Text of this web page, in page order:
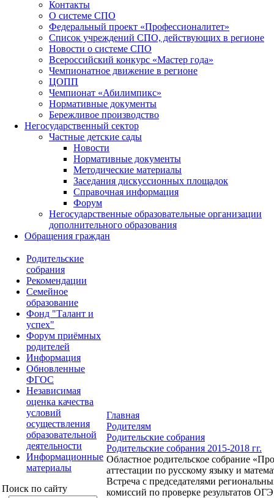
Контакты
О системе СПО
Федеральный проект «Профессионалитет»
Список учреждений СПО, действующих в регионе
Новости о системе СПО
Всероссийский конкурс «Мастер года»
Чемпионатное движение в регионе
ЦОПП
Чемпионат «Абилимпикс»
Нормативные документы
Бережливое производство
Негосударственный сектор
Частные детские сады
Новости
Нормативные документы
Методические материалы
Заседания дискуссионных площадок
Справочная информация
Форум
Негосударственные образовательные организации
дополнительного образования
Обращения граждан
Родительские
собрания
Рекомендации
Семейное
образование
Фонд "Талант и
успех"
Форум приёмных
родителей
Информация
Обновленные
ФГОС
Независимая
оценка качества
условий
осуществления
образовательной
деятельности
Информационные
материалы
Поиск по сайту
Главная
Родителям
Родительские собрания
Родительские собрания 2015-2018 гг.
Областное родительское собрание
аттестации по русскому языку и
Встреча с председателями
комиссий по проверке результатов